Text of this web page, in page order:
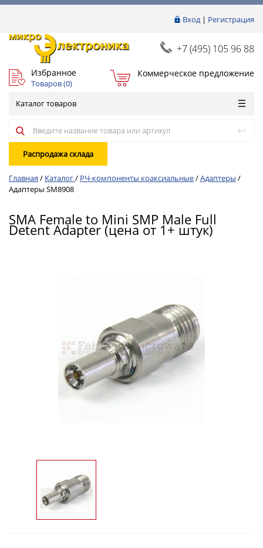
Вход| Регистрация
+7 (495) 105 96 88
Избранное
Товаров (0)
Коммерческое предложение
Каталог товаров
Распродажа склада
Главная / Каталог/ РЧ-компоненты коаксиальные/Адаптеры /
Адаптеры SM8908
SMA Female to Mini SMP Male Full
Detent Adapter (цена от 1+ штук)